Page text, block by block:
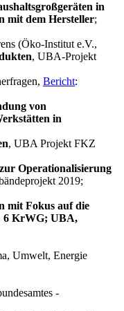
in
mit dem Hersteller;
(Öko-Institut e.V.,
, UBA-Projekt
Bericht:
von
in
, UBA Projekt FKZ
Operationalisierung
2019;
mit Fokus auf die
6 KrWG; UBA,
Umwelt, Energie
-